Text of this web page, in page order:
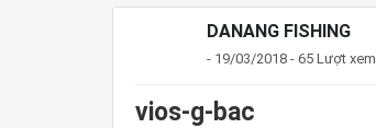
DANANG FISHING
- 19/03/2018 - 65 Lượt xem
vios-g-bac